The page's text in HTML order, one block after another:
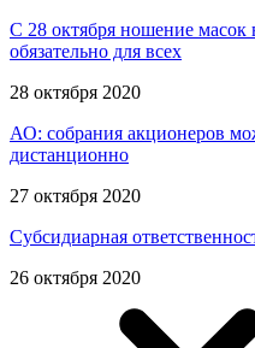
С 28 октября ношение масок
обязательно для всех
28 октября 2020
АО: собрания акционеров
дистанционно
27 октября 2020
Субсидиарная
26 октября 2020